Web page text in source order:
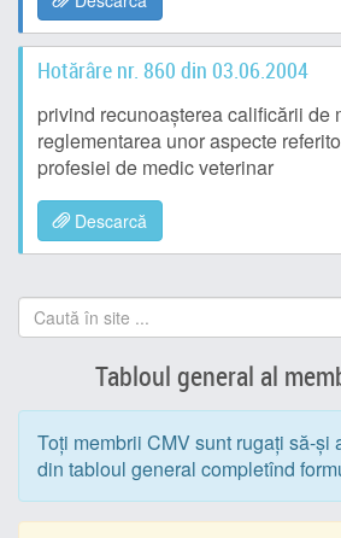
Hotărâre nr. 860 din 03.06.2004
privind recunoaşterea calificării de
reglementarea unor aspecte
profesiei de medic veterinar
Descarcă
Tabloul general al
Toți membrii CMV sunt rugați să-și
din tabloul general completînd